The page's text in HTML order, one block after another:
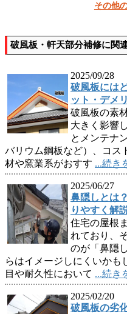
その他
破風板・軒天部分補修に関
2025/09/28
破風板には
ット・デメ
破風板の素
大きく影響
とメンテナ
バリウム鋼板など）、コス
材や窯業系がおすす ...続き
2025/06/27
鼻隠しとは
りやすく解
住宅の屋根
れており、
のが「鼻隠
らはイメージしにくいかも
目や耐久性において ...続き
2025/02/20
破風板の劣